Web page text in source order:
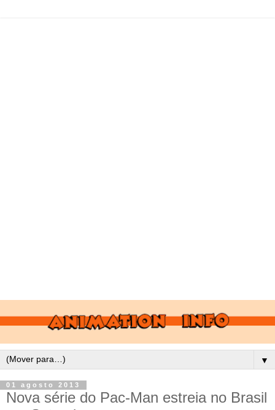
▼
01 agosto 2013
Nova série do Pac-Man estreia no Brasil